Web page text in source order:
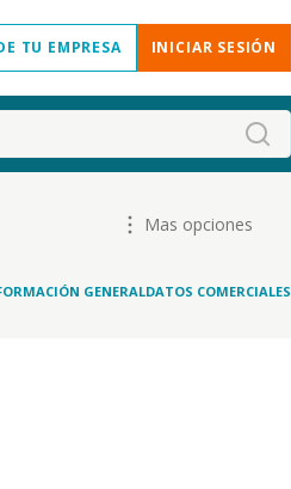
TU EMPRESA INICIAR SESIÓN
Mas opciones
GENERALDATOS COMERCIALES